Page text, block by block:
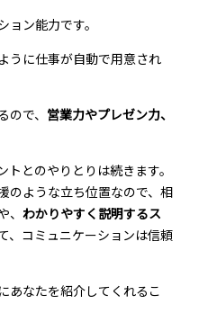
ン能力です。
うに仕事が自動で用意され
で、 営業力やプレゼン力、
とのやりとりは続きます。
のような立ち位置なので、相
、わかりやすく説明するス
、コミュニケーションは信頼
あなたを紹介してくれるこ